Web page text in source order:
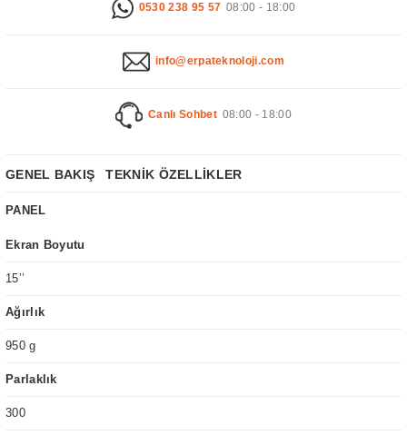
0530 238 95 57 08:00 - 18:00
info@erpateknoloji.com
Canlı Sohbet 08:00 - 18:00
GENEL BAKIŞ TEKNİK ÖZELLİKLER
PANEL
Ekran Boyutu
15’’
Ağırlık
950 g
Parlaklık
300